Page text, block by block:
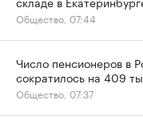
Общество, 07:44
Число пенсионеров в
сократилось на 409
Общество, 07:37